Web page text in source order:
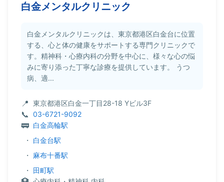
白金メンタルクリニック
白金メンタルクリニックは、東京都港区白金台に位置
する、心と体の健康をサポートする専門クリニックで
す。精神科・心療内科の分野を中心に、様々な心の悩
みに寄り添った丁寧な診療を提供しています。 うつ
病、適...
東京都港区白金一丁目28-18 Yビル3F
03-6721-9092
白金高輪駅
・ 白金台駅
・ 麻布十番駅
・ 田町駅